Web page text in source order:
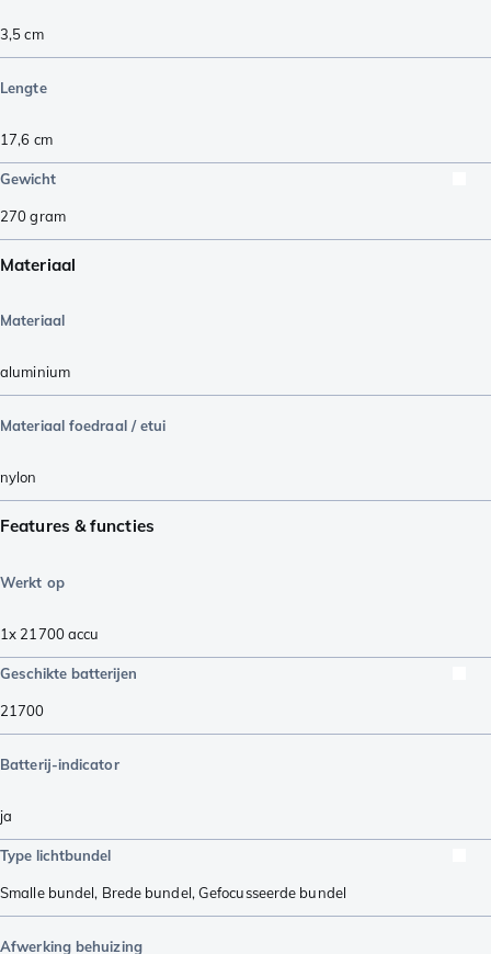
3,5cm
Lengte
17,6 cm
Gewicht
270gram
Materiaal
Materiaal
aluminium
Materiaal foedraal / etui
nylon
Features & functies
Werkt op
1x 21700 accu
Geschikte batterijen
21700
Batterij-indicator
ja
Type lichtbundel
Smalle bundel, Brede bundel, Gefocusseerde bundel
Afwerking behuizing